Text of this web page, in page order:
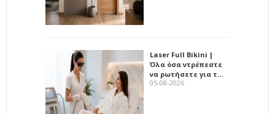
Laser Full Bikini |
Όλα όσα ντρέπεστε
να ρωτήσετε για τ…
05-08-2026